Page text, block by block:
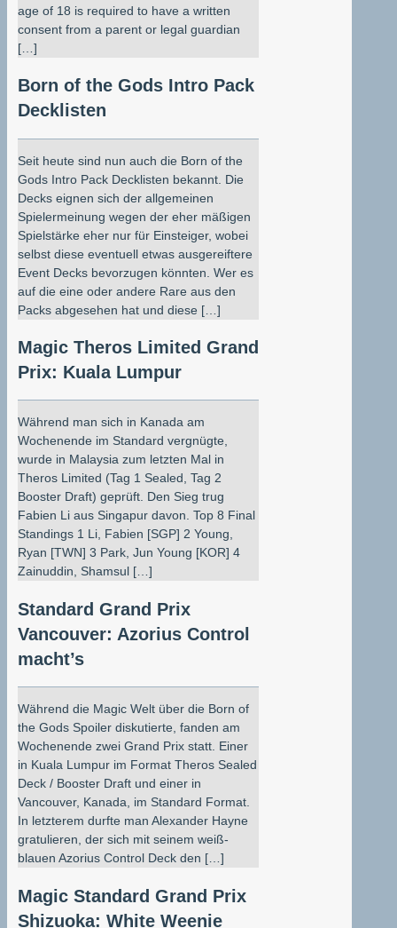
age of 18 is required to have a written
consent from a parent or legal guardian
[…]
Born of the Gods Intro Pack
Decklisten
Seit heute sind nun auch die Born of the
Gods Intro Pack Decklisten bekannt. Die
Decks eignen sich der allgemeinen
Spielermeinung wegen der eher mäßigen
Spielstärke eher nur für Einsteiger, wobei
selbst diese eventuell etwas ausgereiftere
Event Decks bevorzugen könnten. Wer es
auf die eine oder andere Rare aus den
Packs abgesehen hat und diese […]
Magic Theros Limited Grand
Prix: Kuala Lumpur
Während man sich in Kanada am
Wochenende im Standard vergnügte,
wurde in Malaysia zum letzten Mal in
Theros Limited (Tag 1 Sealed, Tag 2
Booster Draft) geprüft. Den Sieg trug
Fabien Li aus Singapur davon. Top 8 Final
Standings 1 Li, Fabien [SGP] 2 Young,
Ryan [TWN] 3 Park, Jun Young [KOR] 4
Zainuddin, Shamsul […]
Standard Grand Prix
Vancouver: Azorius Control
macht’s
Während die Magic Welt über die Born of
the Gods Spoiler diskutierte, fanden am
Wochenende zwei Grand Prix statt. Einer
in Kuala Lumpur im Format Theros Sealed
Deck / Booster Draft und einer in
Vancouver, Kanada, im Standard Format.
In letzterem durfte man Alexander Hayne
gratulieren, der sich mit seinem weiß-
blauen Azorius Control Deck den […]
Magic Standard Grand Prix
Shizuoka: White Weenie